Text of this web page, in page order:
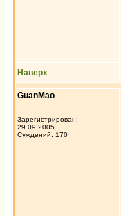
Наверх
GuanMao
Зарегистрирован:
29.09.2005
Суждений: 170